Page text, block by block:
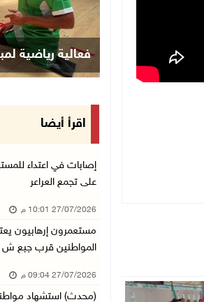
فعالية رياضية
اقرأ أيضا
إصابات في اعتداء
على تجمع العراعر
27/07/2026 10:01 م
مستعمرون إرهابيون
المواطنين قرب جبع ش
27/07/2026 09:04 م
(محدث) استشهاد